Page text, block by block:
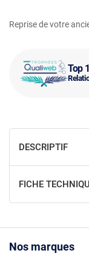
Top
Reprise de votre
DESCRIPTIF
FICHE
Nos marques